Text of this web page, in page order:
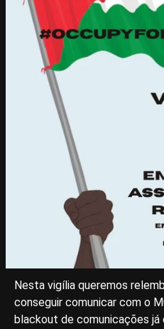
Nesta vigília queremos
conseguir comunicar com o
blackout de comunicações já